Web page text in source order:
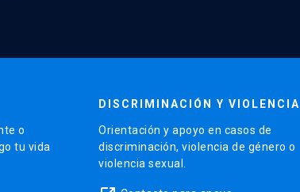
o
tu vida
DISCRIMINACIÓN Y VIOLENCIA
Orientación y apoyo en casos de
discriminación, violencia de género o
violencia sexual.